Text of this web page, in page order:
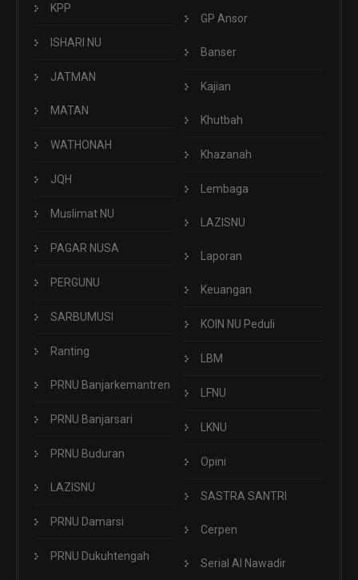
KPP
ISHARI NU
JATMAN
MATAN
WATHONAH
JQH
Muslimat NU
PAGAR NUSA
PERGUNU
SARBUMUSI
Ranting
PRNU Banjarkemantren
PRNU Banjarsari
PRNU Buduran
LAZISNU
PRNU Damarsi
PRNU Dukuhtengah
GP Ansor
Banser
Kajian
Khutbah
Khazanah
Lembaga
LAZISNU
Laporan
Keuangan
KOIN NU Peduli
LBM
LFNU
LKNU
Opini
SASTRA SANTRI
Cerpen
Serial Al Nawadir